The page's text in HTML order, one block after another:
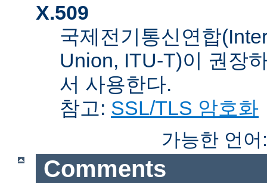
X.509
국제전기통신연합
Union, ITU-T)이 권장
서 사용한다.
참고: SSL/TLS 암호화
가능한 언
Comments